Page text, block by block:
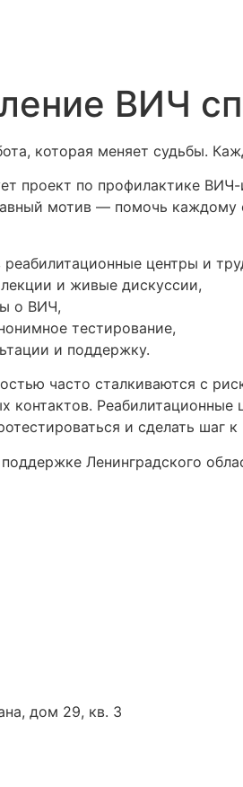
ВИЧ
которая меняет судьбы.
проект по профилактике
мотив — помочь каждому
центры и
и живые дискуссии,
о ВИЧ,
тестирование,
и поддержку.
часто сталкиваются с
контактов.
и сделать шаг
Ленинградского
дом 29, кв. 3